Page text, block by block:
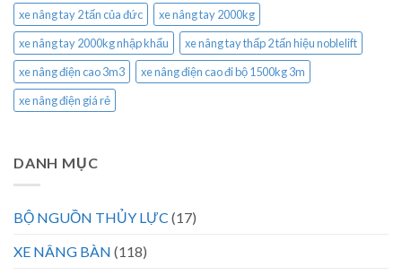
xe nâng tay 2 tấn của đức
xe nâng tay 2000kg
xe nâng tay 2000kg nhập khẩu
xe nâng tay thấp 2 tấn hiệu noblelift
xe nâng điện cao 3m3
xe nâng điện cao đi bộ 1500kg 3m
xe nâng điện giá rẻ
DANH MỤC
BỘ NGUỒN THỦY LỰC (17)
XE NÂNG BÀN (118)